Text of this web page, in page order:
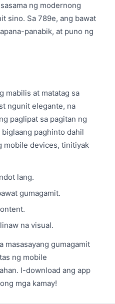
ng modernong
sino. Sa 789e, ang bawat
panabik, at puno ng
mabilis at matatag sa
ngunit elegante, na
paglipat sa pagitan ng
biglaang paghinto dahil
mobile devices, tinitiyak
lang.
gumagamit.
na visual.
masasayang gumagamit
ng mobile
I-download ang app
mga kamay!